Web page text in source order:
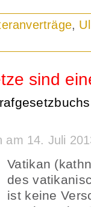
,
sind
am 14. Juli
Vatikan
des
ist keine